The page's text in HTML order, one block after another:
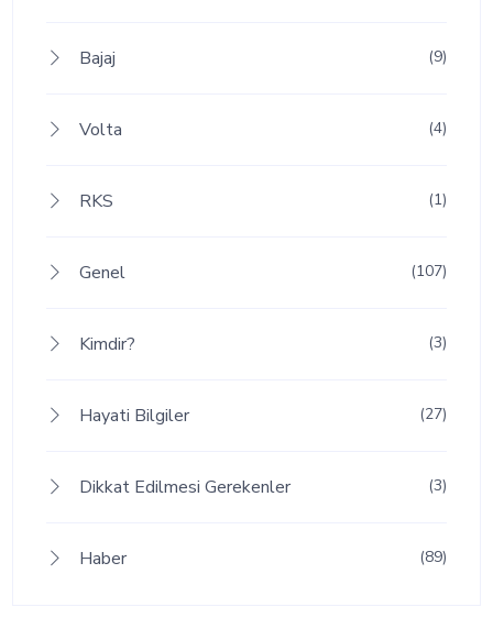
Bajaj (9)
Volta (4)
RKS (1)
Genel (107)
Kimdir? (3)
Hayati Bilgiler (27)
Dikkat Edilmesi Gerekenler (3)
Haber (89)